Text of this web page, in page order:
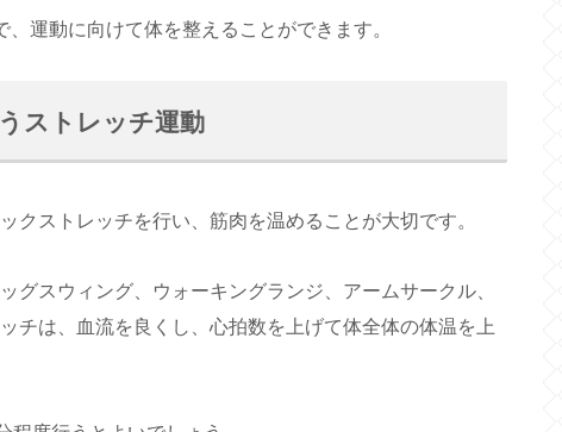
運動に向けて体を整えることができます。
ストレッチ運動
クストレッチを行い、筋肉を温めることが大切です。
グスウィング、ウォーキングランジ、アームサークル、
チは、血流を良くし、心拍数を上げて体全体の体温を上